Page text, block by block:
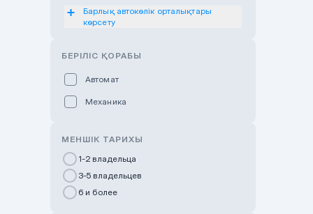
Mycar Uralsk
Haval & Tank Pavlodar
Bavaria Almaty
Mycar Shymkent
Changan Auto Nurly Zhol
Барлық автокөлік орталықтары
көрсету
БЕРІЛІС ҚОРАБЫ
Автомат
Механика
МЕНШІК ТАРИХЫ
1-2 владельца
3-5 владельцев
6 и более